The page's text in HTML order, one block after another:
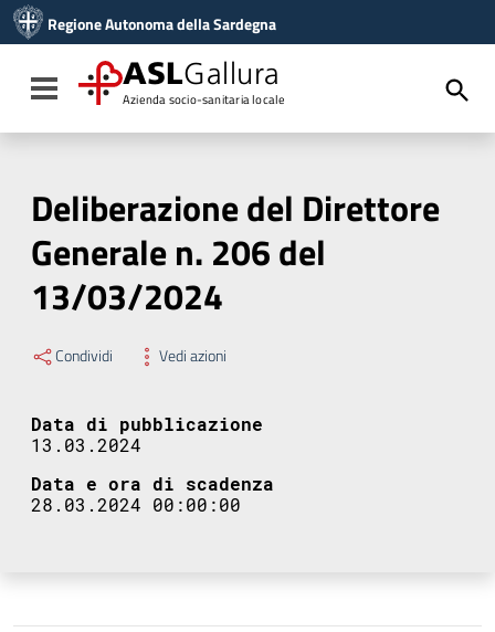
Vai al menu di navigazione
Vai al footer
Regione Autonoma della Sardegna
Toggle navigation
ASLGallura
Azienda socio-sanitaria locale
Deliberazione del Direttore
Generale n. 206 del
13/03/2024
Condividi Vedi azioni
Data di pubblicazione
13.03.2024
Data e ora di scadenza
28.03.2024 00:00:00